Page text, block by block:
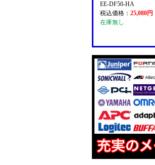
EE-DF50-HA
税込価格： 25,080円
在庫無し